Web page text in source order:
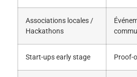
Associations locales /
Hackathons
Start-ups early stage Proof-